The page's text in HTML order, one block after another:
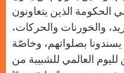
الذين يتعاونون
والخورنات والحركات،
يسندونا بصلواتهم، وخاصّة
العالمي للشبيبة من